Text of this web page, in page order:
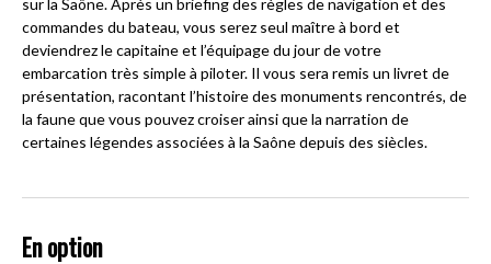
sur la Saône. Après un briefing des règles de navigation et des
commandes du bateau, vous serez seul maître à bord et
deviendrez le capitaine et l’équipage du jour de votre
embarcation très simple à piloter. Il vous sera remis un livret de
présentation, racontant l’histoire des monuments rencontrés, de
la faune que vous pouvez croiser ainsi que la narration de
certaines légendes associées à la Saône depuis des siècles.
En option